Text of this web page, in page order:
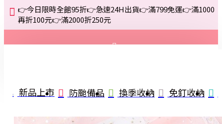
👉今日限時全館95折👉急速24H出貨👉滿799免運👉滿1000
再折100元👉滿2000折250元
註冊
詢問
新品上市 防颱備品 換季收納 免釘收納